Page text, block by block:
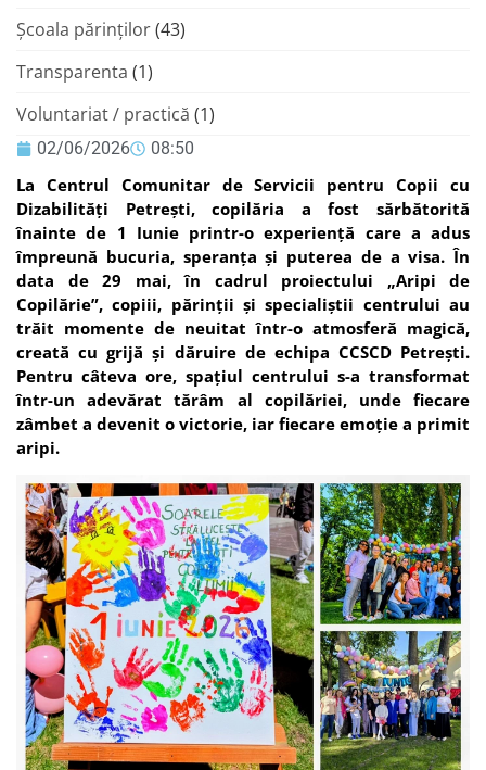
02/06/2026 08:50
La Centrul Comunitar de Servicii pentru Copii cu
Dizabilități Petrești, copilăria a fost sărbătorită
înainte de 1 Iunie printr-o experiență care a adus
împreună bucuria, speranța și puterea de a visa. În
data de 29 mai, în cadrul proiectului „Aripi de
Copilărie”, copiii, părinții și specialiștii centrului au
trăit momente de neuitat într-o atmosferă magică,
creată cu grijă și dăruire de echipa CCSCD Petrești.
Pentru câteva ore, spațiul centrului s-a transformat
într-un adevărat tărâm al copilăriei, unde fiecare
zâmbet a devenit o victorie, iar fiecare emoție a primit
aripi.
Şcoala părinţilor(43)
Transparenta (1)
Voluntariat / practică (1)